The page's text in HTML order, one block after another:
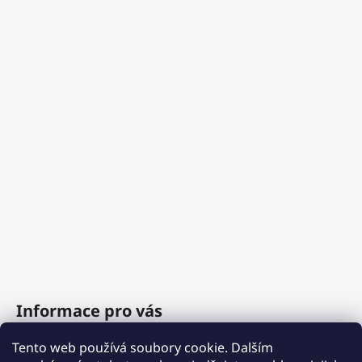
Tento web používá soubory cookie. Dalším
Informace pro vás
O nás